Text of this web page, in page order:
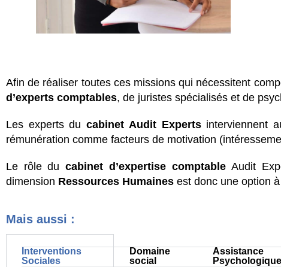
Afin de réaliser toutes ces missions qui nécessitent
d’experts comptables, de juristes spécialisés et de
Les experts ducabinet Audit Expertsinterviennent
rémunération comme facteurs de motivation
Le rôle ducabinet d’expertise comptableAudit
dimension Ressources Humaines est donc une option
Mais aussi :
Interventions
Sociales
Domaine
social
Assistance
Psychologique